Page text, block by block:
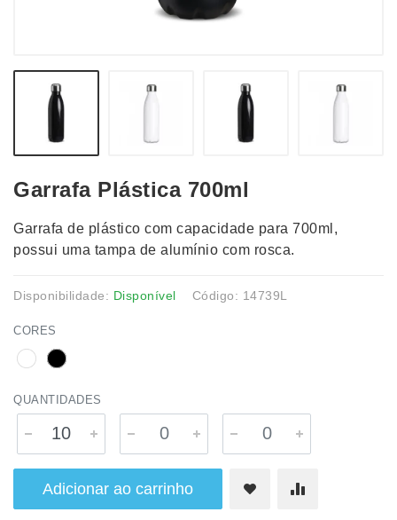
Garrafa Plástica 700ml
Garrafa de plástico com capacidade para 700ml,
possui uma tampa de alumínio com rosca.
Disponibilidade: Disponível Código: 14739L
CORES
QUANTIDADES
Adicionar ao carrinho